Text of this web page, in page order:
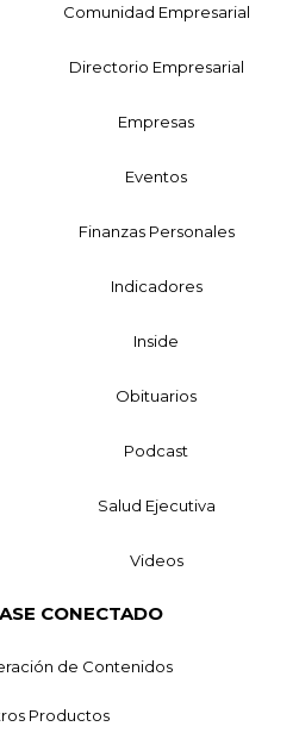
Comunidad Empresarial
Directorio Empresarial
Empresas
Eventos
Finanzas Personales
Indicadores
Inside
Obituarios
Podcast
Salud Ejecutiva
Videos
CONECTADO
de Contenidos
Productos